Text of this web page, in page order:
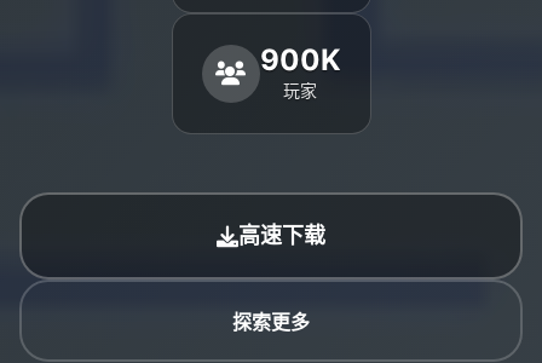
900K
玩家
高速下载
探索更多